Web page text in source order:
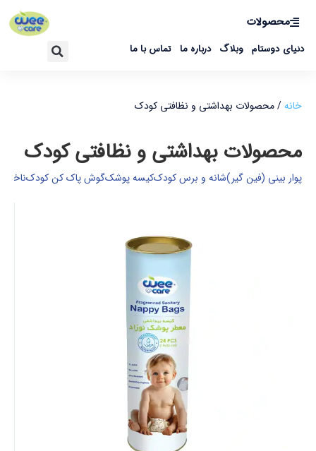
محصولات
دنیای دوستام وبلاگ درباره ما تماس با ما
خانه/ محصولات بهداشتی و نظافتی کودک
محصولات بهداشتی و نظافتی کودک
پوار بینی (فین گیر)شانه و برس کودککیسه پوشکگوش پاک کن کودکناخن